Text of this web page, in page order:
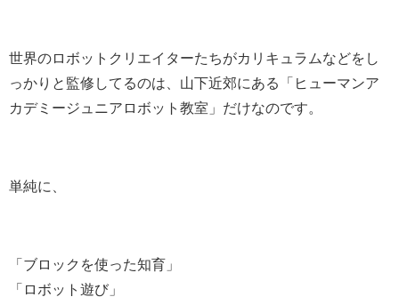
世界のロボットクリエイターたちがカリキュラムなどをし
っかりと監修してるのは、山下近郊にある「ヒューマンア
カデミージュニアロボット教室」だけなのです。
単純に、
「ブロックを使った知育」
「ロボット遊び」